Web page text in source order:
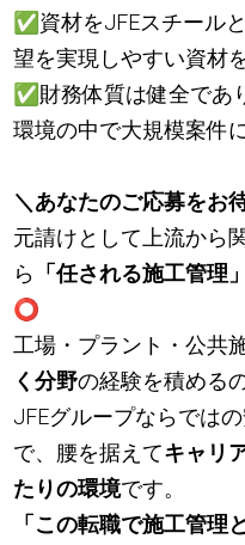
✅資材をJFEスチール
望を実現しやすい資材
✅財務体質は健全であ
環境の中で大規模案件
＼あなたのご応募をお
元請けとして上流から
ら 「任される施工管理」
⭕
工場・プラント・公共
く分野の経験を積める
JFEグループならでは
で、腰を据えてキャリ
たりの環境です。
「この転職で施工管理